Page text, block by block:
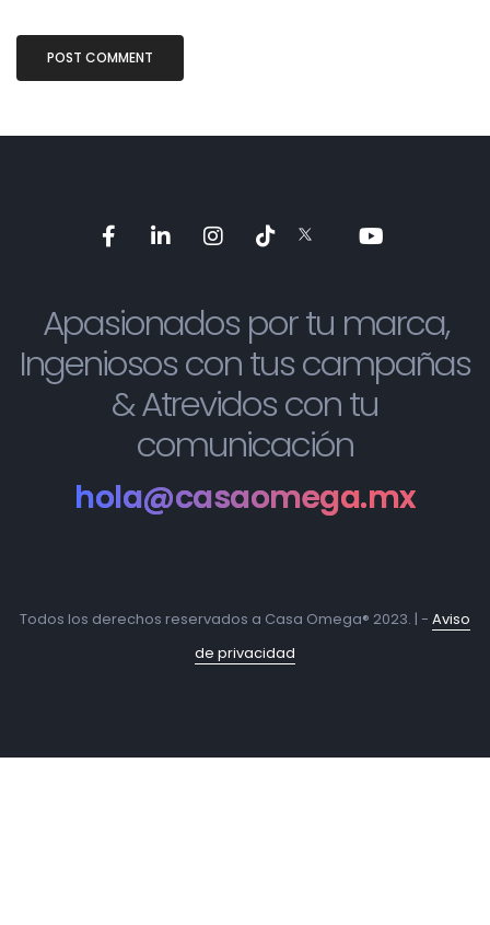
Apasionados por tu marca,
Ingeniosos con tus campañas
& Atrevidos con tu
comunicación
hola@casaomega.mx
Todos los derechos reservados a Casa Omega® 2023. | - Aviso
de privacidad